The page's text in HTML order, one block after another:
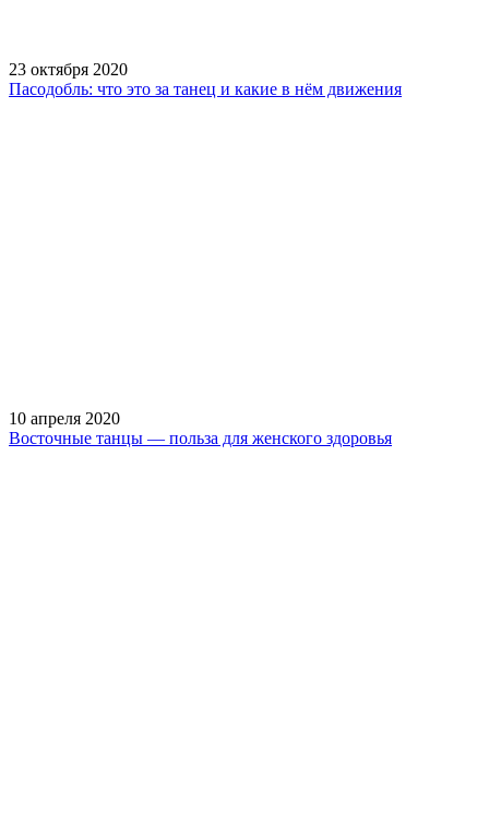
23 октября 2020
Пасодобль: что это за танец и какие в нём движения
10 апреля 2020
Восточные танцы — польза для женского здоровья